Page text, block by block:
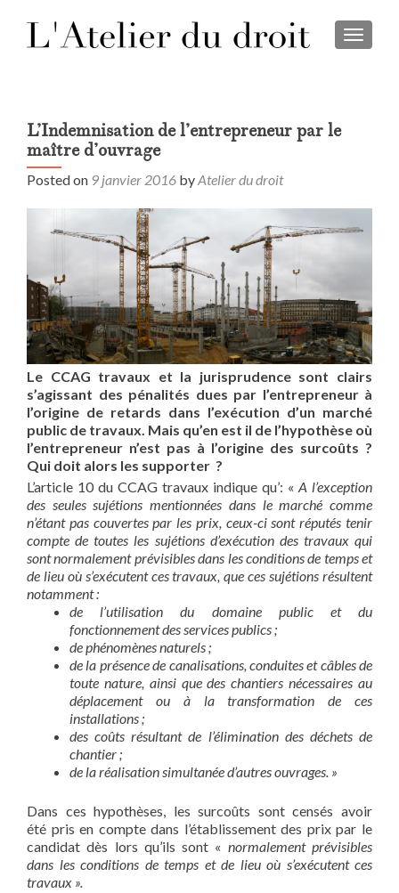
L’Indemnisation de l’entrepreneur par le
maître d’ouvrage
Posted on 9 janvier 2016 byAtelier du droit
Le CCAG travaux et la jurisprudence sont clairs
s’agissant des pénalités dues par l’entrepreneur à
l’origine de retards dans l’exécution d’un marché
public de travaux. Mais qu’en est il de l’hypothèse où
l’entrepreneur n’est pas à l’origine des surcoûts ?
Qui doit alors les supporter ?
L’article 10 du CCAG travaux indique qu’: « A l’exception
des seules sujétions mentionnées dans le marché comme
n’étant pas couvertes par les prix, ceux-ci sont réputés tenir
compte de toutes les sujétions d’exécution des travaux qui
sont normalement prévisibles dans les conditions de temps et
de lieu où s’exécutent ces travaux, que ces sujétions résultent
notamment :
de l’utilisation du domaine public et du
fonctionnement des services publics ;
de phénomènes naturels ;
de la présence de canalisations, conduites et câbles de
toute nature, ainsi que des chantiers nécessaires au
déplacement ou à la transformation de ces
installations ;
des coûts résultant de l’élimination des déchets de
chantier ;
de la réalisation simultanée d’autres ouvrages. »
Dans ces hypothèses, les surcoûts sont censés avoir
été pris en compte dans l’établissement des prix par le
candidat dès lors qu’ils sont « normalement prévisibles
dans les conditions de temps et de lieu où s’exécutent ces
travaux ».